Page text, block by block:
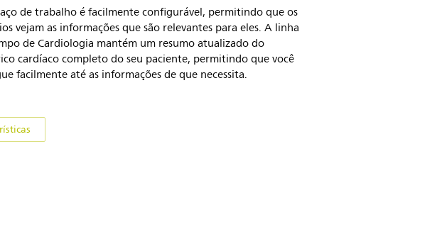
de trabalho é facilmente configurável, permitindo que os
vejam as informações que são relevantes para eles. A linha
de Cardiologia mantém um resumo atualizado do
cardíaco completo do seu paciente, permitindo que você
facilmente até as informações de que necessita.